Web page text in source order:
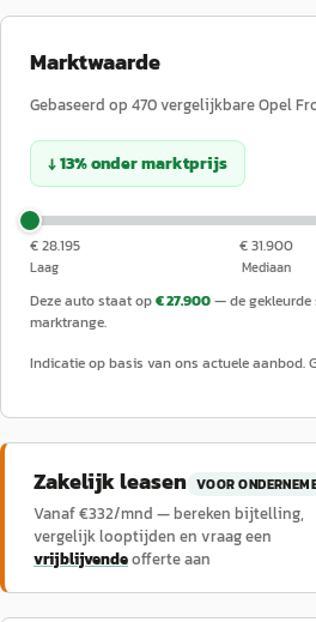
Marktwaarde
Gebaseerd op 470vergelijkbareOpel
↓13%ondermarktprijs
€ 28.195
Laag
€ 31.900
Mediaan
Deze auto staat op€ 27.900— de
marktrange.
Indicatie op basis van ons actuele aanbod.
Zakelijk leasen VOOR
Vanaf €332/mnd — bereken bijtelling,
vergelijk looptijden en vraag een
vrijblijvendeofferte aan